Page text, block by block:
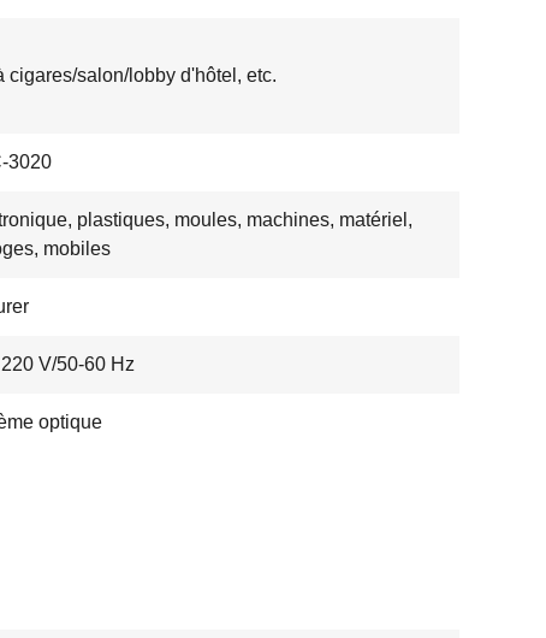
cigares/salon/lobby d'hôtel, etc.
3020
plastiques, moules, machines, matériel,
mobiles
V/50-60 Hz
optique